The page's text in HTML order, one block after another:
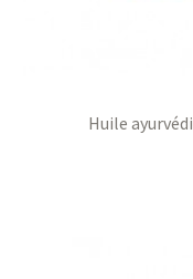
Huile